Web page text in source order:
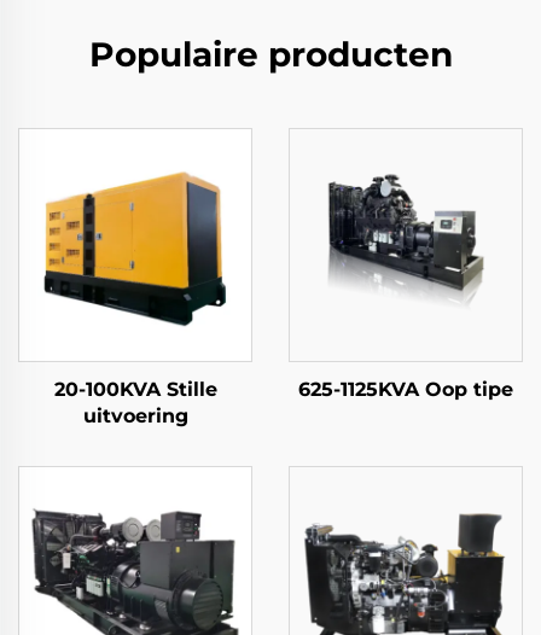
Populaire producten
20-100KVA Stille
uitvoering
625-1125KVA Oop tipe